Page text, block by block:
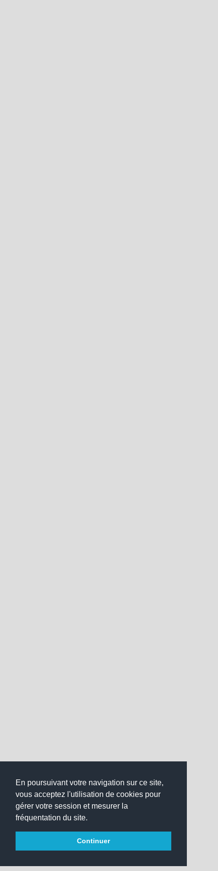
En poursuivant votre navigation sur ce site,
vous acceptez l'utilisation de cookies pour
gérer votre session et mesurer la
fréquentation du site.
Continuer